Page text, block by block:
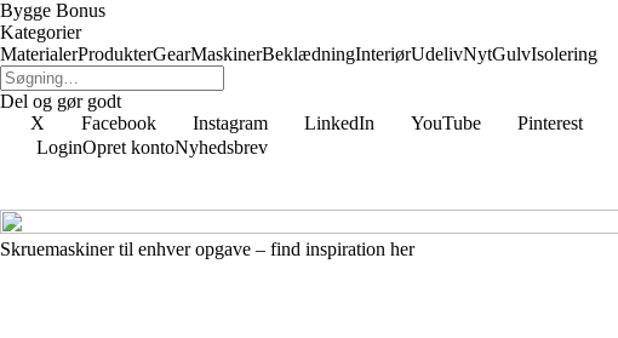
Bygge Bonus
Kategorier
MaterialerProdukterGearMaskinerBeklædningInteriørUdelivNytGulvIsolering
Del og gør godt
X
Facebook Instagram LinkedIn YouTube Pinterest
LoginOpret kontoNyhedsbrev
Skruemaskiner til enhver opgave – find inspiration her